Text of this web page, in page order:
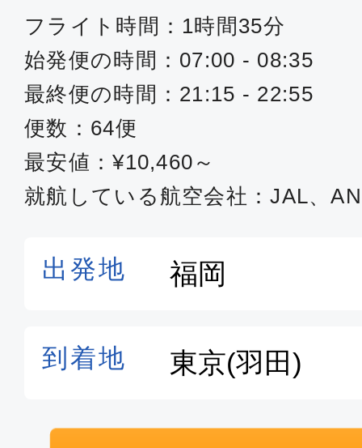
ANA268
エコノミー
福岡
19:10
エコノミー
福岡
19:55
SKY002
普通席
07:00
普通席
フライト時間：1時間35分
始発便の時間：07:00 - 08:35
最終便の時間：21:15 - 22:55
便数：64便
最安値：¥10,460～
就航している航空会社：JAL、